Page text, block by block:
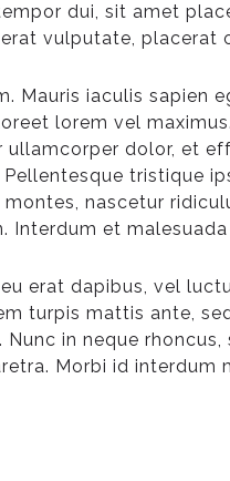
dui, sit amet
vulputate,
Mauris iaculis sapien
lorem vel
dolor, et
tristique
nascetur
Interdum et
erat dapibus, vel
turpis mattis ante,
in neque
Morbi id interdum